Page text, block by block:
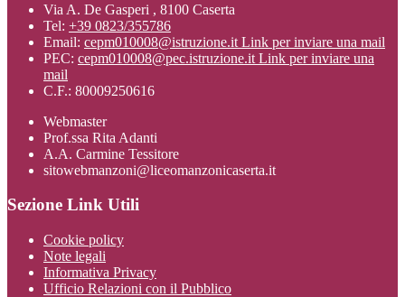
Via A. De Gasperi , 8100 Caserta
Tel: +39 0823/355786
Email: cepm010008@istruzione.it Link per inviare una mail
PEC: cepm010008@pec.istruzione.it Link per inviare una
mail
C.F.: 80009250616
Webmaster
Prof.ssa Rita Adanti
A.A. Carmine Tessitore
sitowebmanzoni@liceomanzonicaserta.it
Sezione Link Utili
Cookie policy
Note legali
Informativa Privacy
Ufficio Relazioni con il Pubblico